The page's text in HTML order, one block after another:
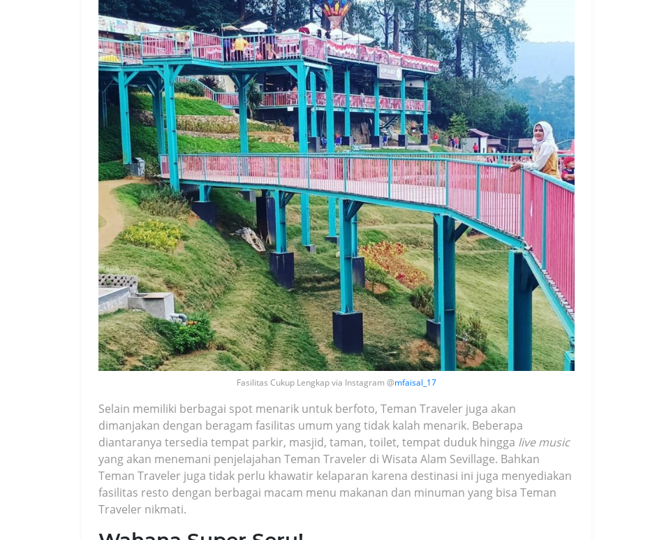
Fasilitas Cukup Lengkap via Instagram @mfaisal_17
Selain memiliki berbagai spot menarik untuk berfoto, Teman Traveler juga akan
dimanjakan dengan beragam fasilitas umum yang tidak kalah menarik. Beberapa
diantaranya tersedia tempat parkir, masjid, taman, toilet, tempat duduk hingga live music
yang akan menemani penjelajahan Teman Traveler di Wisata Alam Sevillage. Bahkan
Teman Traveler juga tidak perlu khawatir kelaparan karena destinasi ini juga menyediakan
fasilitas resto dengan berbagai macam menu makanan dan minuman yang bisa Teman
Traveler nikmati.